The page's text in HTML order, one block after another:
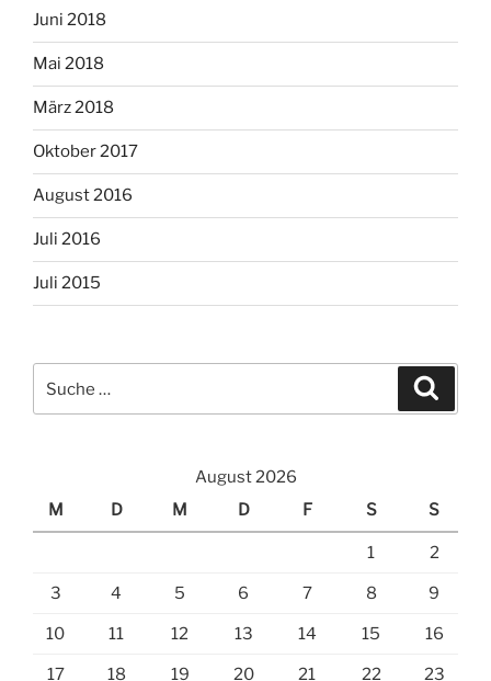
Juni 2018
Mai 2018
März 2018
Oktober 2017
August 2016
Juli 2016
Juli 2015
nach:
August 2026
M
D M D F S S
1 2
3 4 5 6 7 8 9
10 11 12 13 14 15 16
17 18 19 20 21 22 23